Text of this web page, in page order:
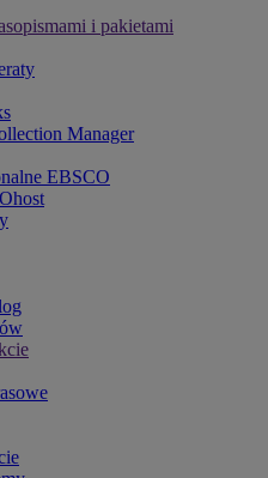
i pakietami
Manager
EBSCO